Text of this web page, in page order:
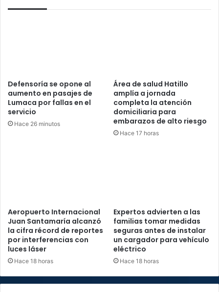
Defensoría se opone al
aumento en pasajes de
Lumaca por fallas en el
servicio
Hace 26 minutos
Área de salud Hatillo
amplía a jornada
completa la atención
domiciliaria para
embarazos de alto riesgo
Hace 17 horas
Aeropuerto Internacional
Juan Santamaría alcanzó
la cifra récord de reportes
por interferencias con
luces láser
Hace 18 horas
Expertos advierten a las
familias tomar medidas
seguras antes de instalar
un cargador para vehículo
eléctrico
Hace 18 horas